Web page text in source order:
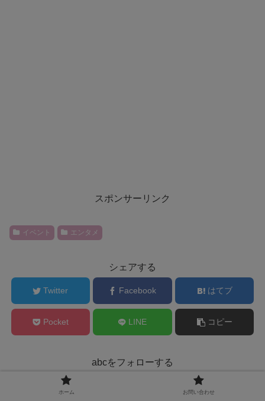
スポンサーリンク
イベント エンタメ
シェアする
Twitter Facebook はてブ
Pocket LINE コピー
abcをフォローする
ホーム お問い合わせ